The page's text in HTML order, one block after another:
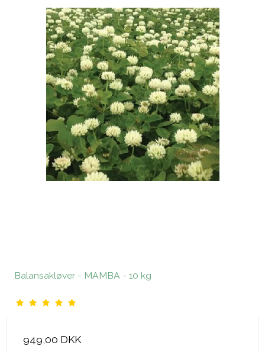
Balansakløver - MAMBA - 10 kg
949,00 DKK